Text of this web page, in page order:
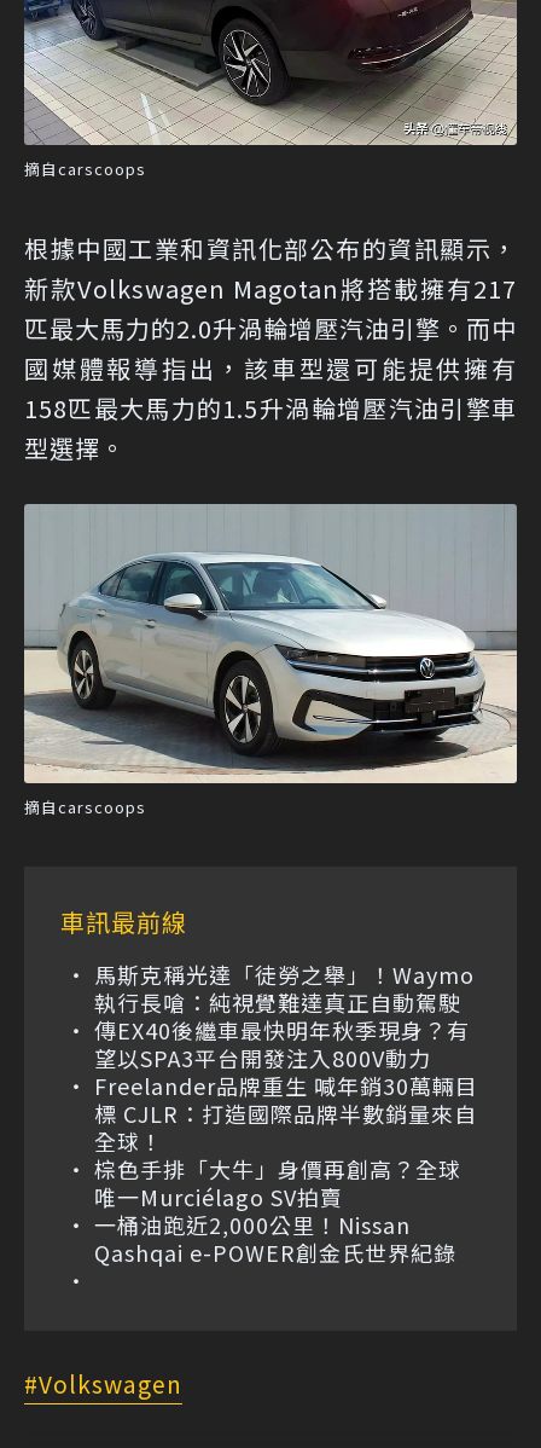
摘自carscoops
根據中國工業和資訊化部公布的資訊顯示，
新款Volkswagen Magotan將搭載擁有217
匹最大馬力的2.0升渦輪增壓汽油引擎。而中
國媒體報導指出，該車型還可能提供擁有
158匹最大馬力的1.5升渦輪增壓汽油引擎車
型選擇。
摘自carscoops
車訊最前線
馬斯克稱光達「徒勞之舉」！Waymo
執行長嗆：純視覺難達真正自動駕駛
傳EX40後繼車最快明年秋季現身？有
望以SPA3平台開發注入800V動力
Freelander品牌重生 喊年銷30萬輛目
標 CJLR：打造國際品牌半數銷量來自
全球！
棕色手排「大牛」身價再創高？全球
唯一Murciélago SV拍賣
一桶油跑近2,000公里！Nissan
Qashqai e-POWER創金氏世界紀錄
Volkswagen